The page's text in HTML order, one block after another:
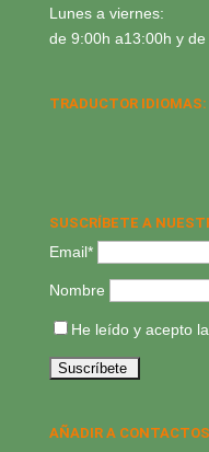
Lunes a viernes:
de 9:00h a13:00h y
TRADUCTOR IDIOMAS:
SUSCRÍBETE A
Email*
Nombre
He leído y acepto la
AÑADIR A